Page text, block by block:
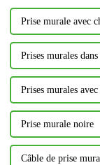
Prise murale avec
Prises murales
Prises murales
Prise murale noire
Câble de prise